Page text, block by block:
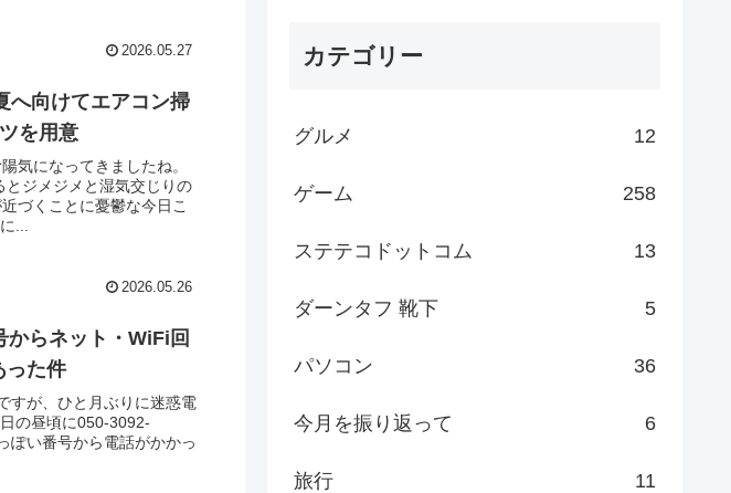
2026.05.27
へ向けてエアコン掃
を用意
気になってきましたね。
ジメジメと湿気交じりの
づくことに憂鬱な今日こ
...
2026.05.26
からネット・WiFi回
った件
すが、ひと月ぶりに迷惑電
の昼頃に050-3092-
ぽい番号から電話がかかっ
カテゴリー
グルメ 12
ゲーム 258
ステテコドットコム 13
ダーンタフ 靴下 5
パソコン 36
今月を振り返って 6
旅行 11